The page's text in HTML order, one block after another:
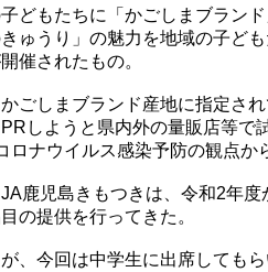
どもたちに「かごしまブラン
ゅうり」の魅力を地域の子ど
催されたもの。
ごしまブランド産地に指定さ
しようと県内外の量販店等で
ナウイルス感染予防の観点か
鹿児島きもつきは、令和2年度
の提供を行ってきた。
、今回は中学生に出席しても